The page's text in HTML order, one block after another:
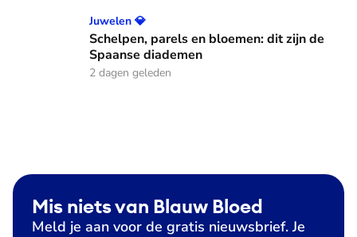
Schelpen, parels en bloemen: dit zijn de Spaanse diademen
Juwelen 💎
Schelpen, parels en bloemen: dit zijn de
Spaanse diademen
2 dagen geleden
Mis niets van Blauw Bloed
Meld je aan voor de gratis nieuwsbrief. Je